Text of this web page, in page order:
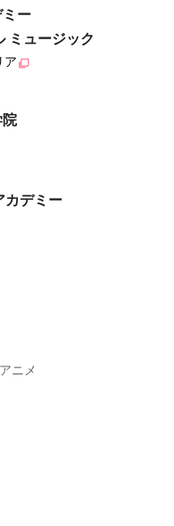
ー
ミュージック
ア
カデミー
ニメ